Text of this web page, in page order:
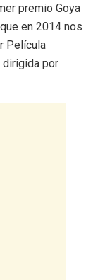
premio Goya
en 2014 nos
Película
dirigida por